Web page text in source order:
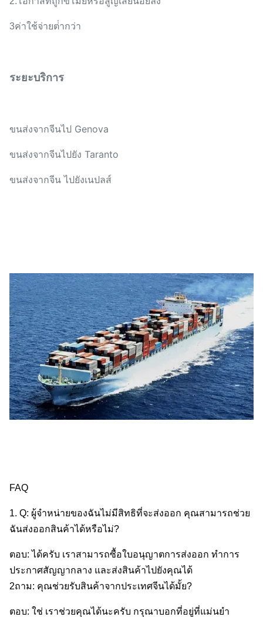
3ค่าใช้จ่ายต่ํากว่า
ระยะบริการ
ขนส่งจากจีนไป Genova
ขนส่งจากจีนไปยัง Taranto
ขนส่งจากจีน ไปยังเนปลส์
FAQ
1. Q: ผู้จําหน่ายของฉันไม่มีสิทธิที่จะส่งออก คุณสามารถช่วย
ฉันส่งออกสินค้าได้หรือไม่?
ตอบ: ได้ครับ เราสามารถซื้อใบอนุญาตการส่งออก ทําการ
ประกาศสัญญากลาง และส่งสินค้าไปยังคุณได้
2ถาม: คุณช่วยรับสินค้าจากประเทศจีนได้มั้ย?
ตอบ: ใช่ เราช่วยคุณได้นะครับ กรุณาบอกที่อยู่ที่แม่นยํา